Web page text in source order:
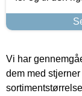
Vi har
dem med